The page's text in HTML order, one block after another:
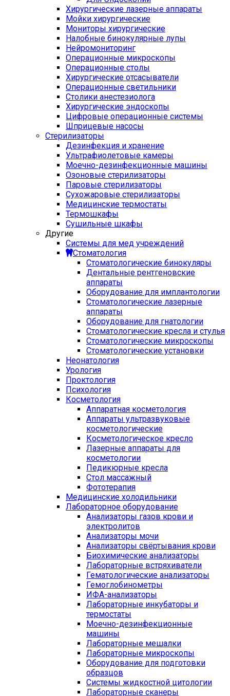
Хирургические лазерные аппараты
Мойки хирургические
Мониторы хирургические
Налобные бинокулярные лупы
Нейромониторинг
Операционные микроскопы
Операционные столы
Хирургические отсасыватели
Операционные светильники
Столики анестезиолога
Хирургические эндоскопы
Цифровые операционные системы
Шприцевые насосы
Стерилизаторы
Дезинфекция и хранение
Ультрафиолетовые камеры
Моечно-дезинфекционные машины
Озоновые стерилизаторы
Паровые стерилизаторы
Сухожаровые стерилизаторы
Медицинские термостаты
Термошкафы
Сушильные шкафы
Другие
Системы для мед учреждений
Стоматология
Стоматологические бинокуляры
Дентальные рентгеновские
аппараты
Оборудование для имплантологии
Стоматологические лазерные
аппараты
Оборудование для гнатологии
Стоматологические кресла и стулья
Стоматологические микроскопы
Стоматологические установки
Неонатология
Урология
Проктология
Психология
Косметология
Аппаратная косметология
Аппараты ультразвуковые
косметологические
Косметологическое кресло
Лазерные аппараты для
косметологии
Педикюрные кресла
Стол массажный
Фототерапия
Медицинские холодильники
Лабораторное оборудование
Анализаторы газов крови и
электролитов
Анализаторы мочи
Анализаторы свёртывания крови
Биохимические анализаторы
Лабораторные встряхиватели
Гематологические анализаторы
Гемоглобинометры
ИФА-анализаторы
Лабораторные инкубаторы и
термостаты
Моечно-дезинфекционные
машины
Лабораторные мешалки
Лабораторные микроскопы
Оборудование для подготовки
образцов
Системы жидкостной цитологии
Лабораторные сканеры